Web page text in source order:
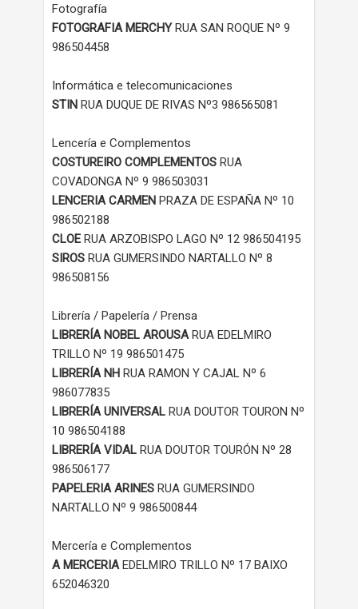
Fotografía
FOTOGRAFIA MERCHYRUA SAN ROQUE Nº 9
986504458
Informática e telecomunicaciones
STIN RUA DUQUE DE RIVAS Nº3 986565081
Lencería e Complementos
COSTUREIRO COMPLEMENTOS RUA
COVADONGA Nº 9 986503031
LENCERIA CARMEN PRAZA DE ESPAÑA Nº 10
986502188
CLOE RUA ARZOBISPO LAGO Nº 12 986504195
SIROS RUA GUMERSINDO NARTALLO Nº 8
986508156
Librería / Papelería / Prensa
LIBRERÍA NOBEL AROUSARUA EDELMIRO
TRILLO Nº 19 986501475
LIBRERÍA NH RUA RAMON Y CAJAL Nº 6
986077835
LIBRERÍA UNIVERSAL RUA DOUTOR TOURON Nº
10 986504188
LIBRERÍA VIDAL RUA DOUTOR TOURÓN Nº 28
986506177
PAPELERIA ARINES RUA GUMERSINDO
NARTALLO Nº 9 986500844
Mercería e Complementos
A MERCERIAEDELMIRO TRILLO Nº 17 BAIXO
652046320